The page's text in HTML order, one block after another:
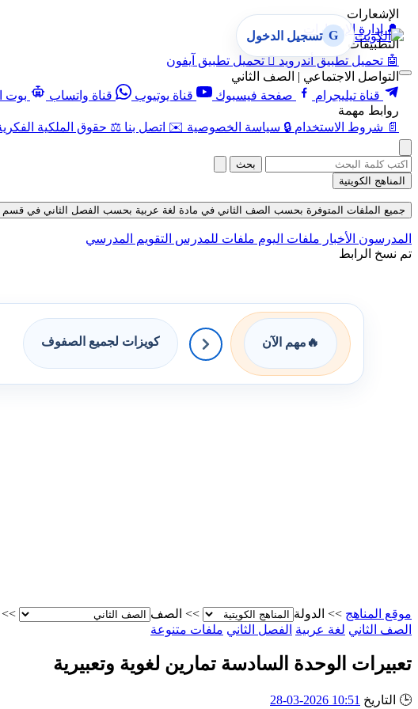
الإشعارات
🔔 إدارة الإشعارات
التطبيقات
🤖 تحميل تطبيق أندرويد  تحميل تطبيق آيفون
التواصل الاجتماعي | الصف الثاني
قناة تيليجرام
صفحة فيسبوك قناة يوتيوب قناة واتساب
بوت
روابط مهمة
📄 شروط الاستخدام 🔒 سياسة الخصوصية ✉️ اتصل بنا ⚖️ حقوق الملكية
G تسجيل الدخول
بحث
المناهج الكويتية
جميع الملفات المتوفرة بحسب الصف الثاني في مادة لغة عربية بحسب الفصل الثاني في قسم ملفات
المدرسون الأخبار ملفات اليوم ملفات للمدرس التقويم المدرسي
تم نسخ الرابط
🔥 مهم الآن كويزات لجميع الصفوف
موقع المناهج >> الدولة >> الصف >>
الصف الثاني لغة عربية الفصل الثاني ملفات متنوعة
تعبيرات الوحدة السادسة تمارين لغوية وتعبيرية
🕒 التاريخ 10:51 2026-03-28